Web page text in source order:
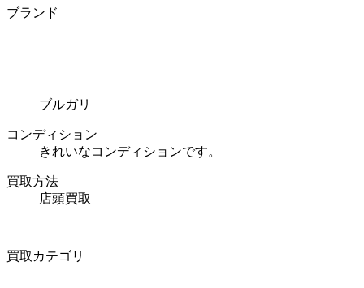
ブランド
ブルガリ
コンディション
きれいなコンディションです。
買取方法
店頭買取
買取カテゴリ